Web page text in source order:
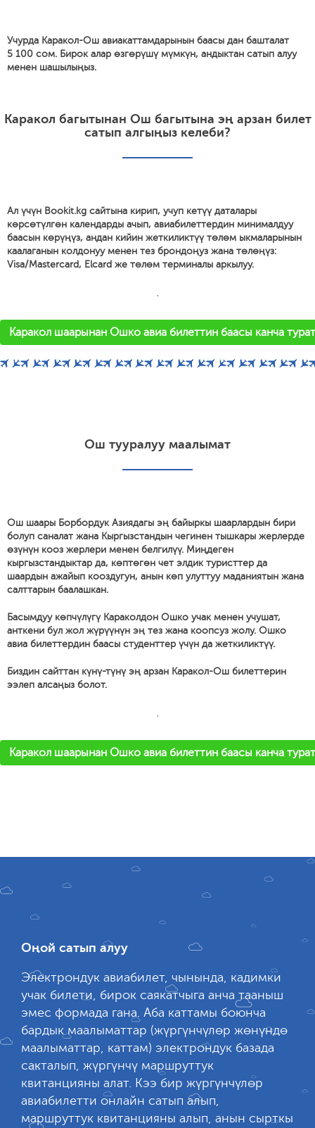
Учурда Каракол-Ош авиакаттамдарынын баасы дан башталат
5 100 сом. Бирок алар өзгөрүшү мүмкүн, андыктан сатып алуу
менен шашылыңыз.
Каракол багытынан Ош багытына эң арзан билет
сатып алгыңыз келеби?
Ал үчүн Bookit.kg сайтына кирип, учуп кетүү даталары
көрсөтүлгөн календарды ачып, авиабилеттердин минималдуу
баасын көрүңүз, андан кийин жеткиликтүү төлөм ыкмаларынын
каалаганын колдонуу менен тез брондоңуз жана төлөңүз:
Visa/Mastercard, Elcard же төлөм терминалы аркылуу.
'
Каракол шаарынан Ошко авиа билеттин баасы канча
Ош тууралуу маалымат
Ош шаары Борбордук Азиядагы эң байыркы шаарлардын бири
болуп саналат жана Кыргызстандын чегинен тышкары жерлерде
өзүнүн кооз жерлери менен белгилүү. Миңдеген
кыргызстандыктар да, көптөгөн чет элдик туристтер да
шаардын ажайып кооздугун, анын көп улуттуу маданиятын жана
салттарын баалашкан.
Басымдуу көпчүлүгү Караколдон Ошко учак менен учушат,
анткени бул жол жүрүүнүн эң тез жана коопсуз жолу. Ошко
авиа билеттердин баасы студенттер үчүн да жеткиликтүү.
Биздин сайттан күнү-түнү эң арзан Каракол-Ош билеттерин
ээлеп алсаңыз болот.
'
Каракол шаарынан Ошко авиа билеттин баасы канча
Оңой сатып алуу
Электрондук авиабилет, чынында, кадимки
учак билети, бирок саякатчыга анча тааныш
эмес формада гана. Аба каттамы боюнча
бардык маалыматтар (жүргүнчүлөр жөнүндө
маалыматтар, каттам) электрондук базада
сакталып, жүргүнчү маршруттук
квитанцияны алат. Кээ бир жүргүнчүлөр
авиабилетти онлайн сатып алып,
маршруттук квитанцияны алып, анын сырткы